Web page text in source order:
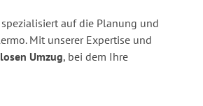
auf die Planung und
Mit unserer Expertise und
Umzug, bei dem Ihre